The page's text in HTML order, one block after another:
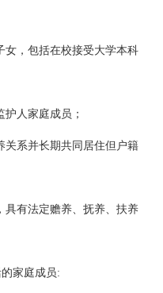
女，包括在校接受大学本科
护人家庭成员；
关系并长期共同居住但户籍
具有法定赡养、抚养、扶养
家庭成员: